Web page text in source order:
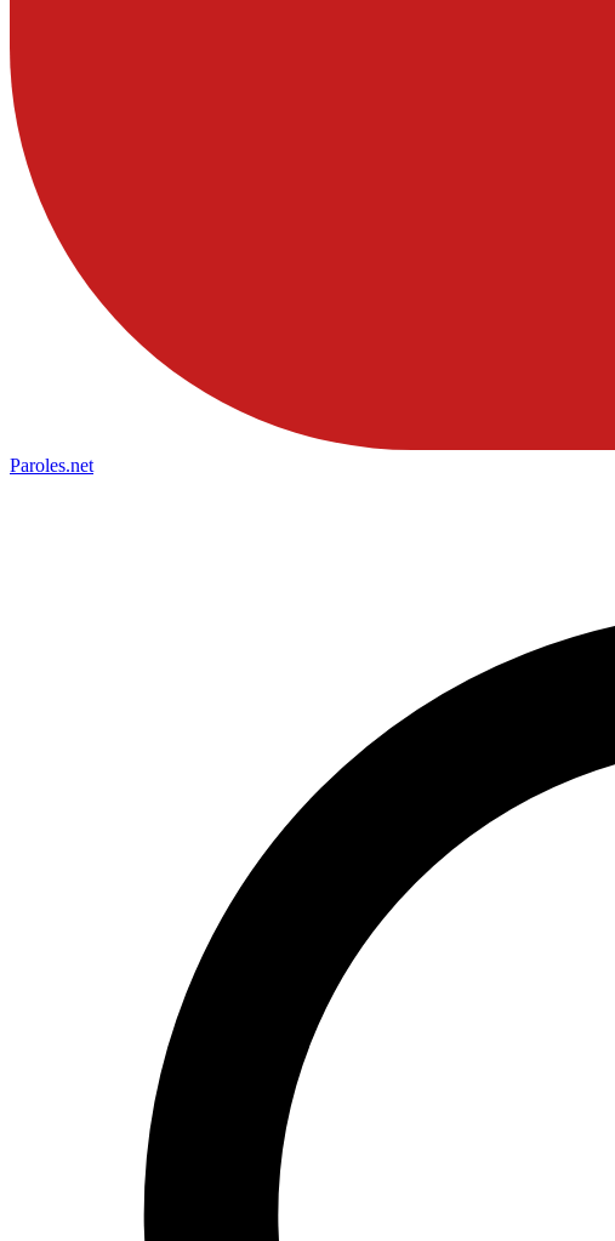
Paroles.net